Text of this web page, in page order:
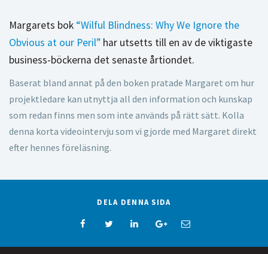
Margarets bok “Wilful Blindness: Why We Ignore the
Obvious at our Peril” har utsetts till en av de viktigaste
business-böckerna det senaste årtiondet.
Baserat bland annat på den boken pratade Margaret om hur
projektledare kan utnyttja all den information och kunskap
som redan finns men som inte används på rätt sätt. Kolla
denna korta videointervju som vi gjorde med Margaret direkt
efter hennes föreläsning.
DELA DENNA SIDA